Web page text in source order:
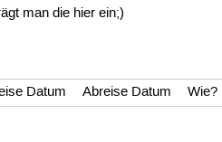
man die hier ein;)
Datum Abreise Datum Wie?